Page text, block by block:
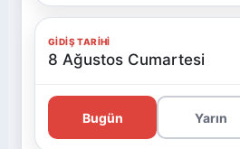
GIDIŞ TARIHI
8 Ağustos Cumartesi
Bugün Yarın